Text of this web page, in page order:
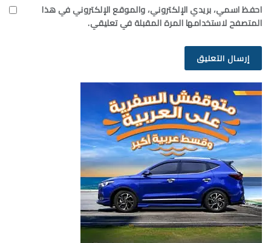
احفظ اسمي، بريدي الإلكتروني، والموقع الإلكتروني في هذا
المتصفح لاستخدامها المرة المقبلة في تعليقي.